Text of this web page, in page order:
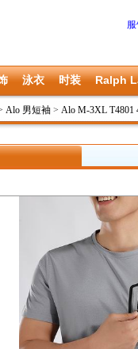
泳衣 时装 Ralph
Alo 男短袖 > Alo M-3XL T4801
上一张